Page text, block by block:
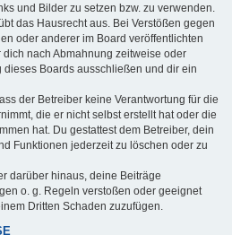
und Bilder zu setzen bzw. zu verwenden.
das Hausrecht aus. Bei Verstößen gegen
oder anderer im Board veröffentlichten
nach Abmahnung zeitweise oder
dieses Boards ausschließen und dir ein
der Betreiber keine Verantwortung für die
die er nicht selbst erstellt hat oder die
hat. Du gestattest dem Betreiber, dein
Funktionen jederzeit zu löschen oder zu
darüber hinaus, deine Beiträge
o. g. Regeln verstoßen oder geeignet
Dritten Schaden zuzufügen.